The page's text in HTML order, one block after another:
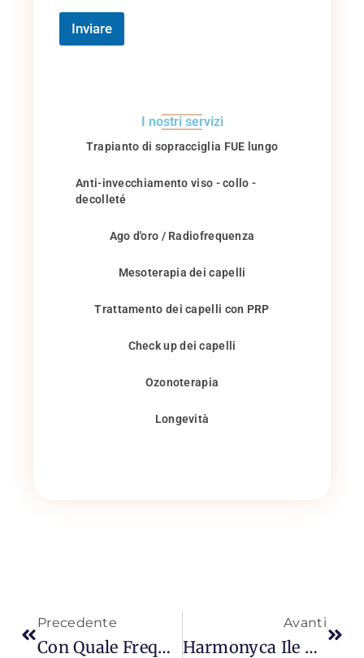
Inviare
I nostri servizi
Trapianto di sopracciglia FUE lungo
Anti-invecchiamento viso - collo -
decolleté
Ago d'oro / Radiofrequenza
Mesoterapia dei capelli
Trattamento dei capelli con PRP
Check up dei capelli
Ozonoterapia
Longevità
Precedente
Con Quale Frequenza Effettuare La Cura Della Pelle Medica? 5 Consigli Chiari
Avanti
Harmonyca Ile Yüz Germe: 6 Soruda Etki